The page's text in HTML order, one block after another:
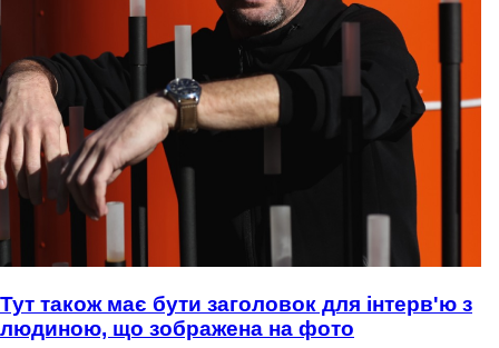
Тут також має бути заголовок для інтерв'ю з
людиною, що зображена на фото